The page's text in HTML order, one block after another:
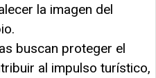
la imagen del
buscan proteger el
al impulso turístico,